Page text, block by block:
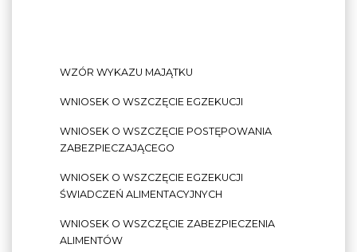
WZÓR WYKAZU MAJĄTKU
WNIOSEK O WSZCZĘCIE EGZEKUCJI
WNIOSEK O WSZCZĘCIE POSTĘPOWANIA
ZABEZPIECZAJĄCEGO
WNIOSEK O WSZCZĘCIE EGZEKUCJI
ŚWIADCZEŃ ALIMENTACYJNYCH
WNIOSEK O WSZCZĘCIE ZABEZPIECZENIA
ALIMENTÓW